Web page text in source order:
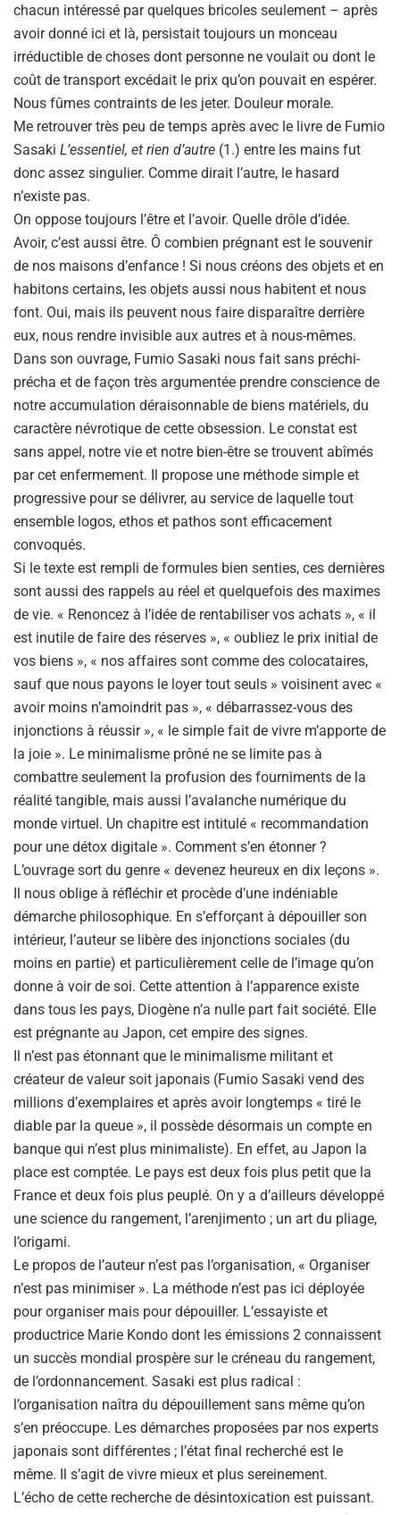
chacun intéressé par quelques bricoles seulement – après
avoir donné ici et là, persistait toujours un monceau
irréductible de choses dont personne ne voulait ou dont le
coût de transport excédait le prix qu’on pouvait en espérer.
Nous fûmes contraints de les jeter. Douleur morale.
Me retrouver très peu de temps après avec le livre de Fumio
Sasaki L’essentiel, et rien d’autre (1.) entre les mains fut
donc assez singulier. Comme dirait l’autre, le hasard
n’existe pas.
On oppose toujours l’être et l’avoir. Quelle drôle d’idée.
Avoir, c’est aussi être. Ô combien prégnant est le souvenir
de nos maisons d’enfance ! Si nous créons des objets et en
habitons certains, les objets aussi nous habitent et nous
font. Oui, mais ils peuvent nous faire disparaître derrière
eux, nous rendre invisible aux autres et à nous-mêmes.
Dans son ouvrage, Fumio Sasaki nous fait sans préchi-
précha et de façon très argumentée prendre conscience de
notre accumulation déraisonnable de biens matériels, du
caractère névrotique de cette obsession. Le constat est
sans appel, notre vie et notre bien-être se trouvent abîmés
par cet enfermement. Il propose une méthode simple et
progressive pour se délivrer, au service de laquelle tout
ensemble logos, ethos et pathos sont efficacement
convoqués.
Si le texte est rempli de formules bien senties, ces dernières
sont aussi des rappels au réel et quelquefois des maximes
de vie. « Renoncez à l’idée de rentabiliser vos achats », « il
est inutile de faire des réserves », « oubliez le prix initial de
vos biens », « nos affaires sont comme des colocataires,
sauf que nous payons le loyer tout seuls » voisinent avec «
avoir moins n’amoindrit pas », « débarrassez-vous des
injonctions à réussir », « le simple fait de vivre m’apporte de
la joie ». Le minimalisme prôné ne se limite pas à
combattre seulement la profusion des fourniments de la
réalité tangible, mais aussi l’avalanche numérique du
monde virtuel. Un chapitre est intitulé « recommandation
pour une détox digitale ». Comment s’en étonner ?
L’ouvrage sort du genre « devenez heureux en dix leçons ».
Il nous oblige à réfléchir et procède d’une indéniable
démarche philosophique. En s’efforçant à dépouiller son
intérieur, l’auteur se libère des injonctions sociales (du
moins en partie) et particulièrement celle de l’image qu’on
donne à voir de soi. Cette attention à l’apparence existe
dans tous les pays, Diogène n’a nulle part fait société. Elle
est prégnante au Japon, cet empire des signes.
Il n’est pas étonnant que le minimalisme militant et
créateur de valeur soit japonais (Fumio Sasaki vend des
millions d’exemplaires et après avoir longtemps « tiré le
diable par la queue », il possède désormais un compte en
banque qui n’est plus minimaliste). En effet, au Japon la
place est comptée. Le pays est deux fois plus petit que la
France et deux fois plus peuplé. On y a d’ailleurs développé
une science du rangement, l’arenjimento ; un art du pliage,
l’origami.
Le propos de l’auteur n’est pas l’organisation, « Organiser
n’est pas minimiser ». La méthode n’est pas ici déployée
pour organiser mais pour dépouiller. L’essayiste et
productrice Marie Kondo dont les émissions 2 connaissent
un succès mondial prospère sur le créneau du rangement,
de l’ordonnancement. Sasaki est plus radical :
l’organisation naîtra du dépouillement sans même qu’on
s’en préoccupe. Les démarches proposées par nos experts
japonais sont différentes ; l’état final recherché est le
même. Il s’agit de vivre mieux et plus sereinement.
L’écho de cette recherche de désintoxication est puissant.